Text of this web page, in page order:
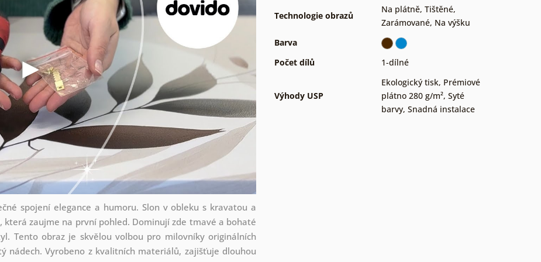
spojení elegance a humoru. Slon v obleku s kravatou a
zaujme na první pohled. Dominují zde tmavé a bohaté
Tento obraz je skvělou volbou pro milovníky originálních
nádech. Vyrobeno z kvalitních materiálů, zajišťuje dlouhou
Technologie obrazů
Na plátně, Tištěné,
Zarámované, Na výšku
Barva
Počet dílů
1-dílné
Výhody USP
Ekologický tisk, Prémiové
plátno 280 g/m², Syté
barvy, Snadná instalace